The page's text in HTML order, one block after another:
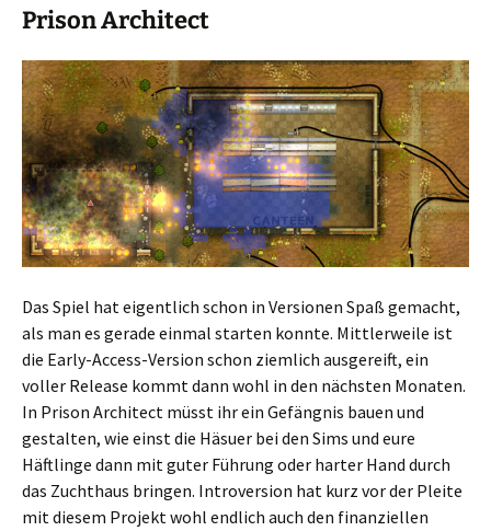
Prison Architect
Das Spiel hat eigentlich schon in Versionen Spaß gemacht,
als man es gerade einmal starten konnte. Mittlerweile ist
die Early-Access-Version schon ziemlich ausgereift, ein
voller Release kommt dann wohl in den nächsten Monaten.
In Prison Architect müsst ihr ein Gefängnis bauen und
gestalten, wie einst die Häsuer bei den Sims und eure
Häftlinge dann mit guter Führung oder harter Hand durch
das Zuchthaus bringen. Introversion hat kurz vor der Pleite
mit diesem Projekt wohl endlich auch den finanziellen